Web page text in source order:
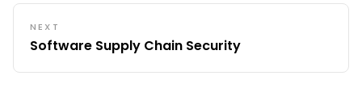
NEXT
Software Supply Chain Security